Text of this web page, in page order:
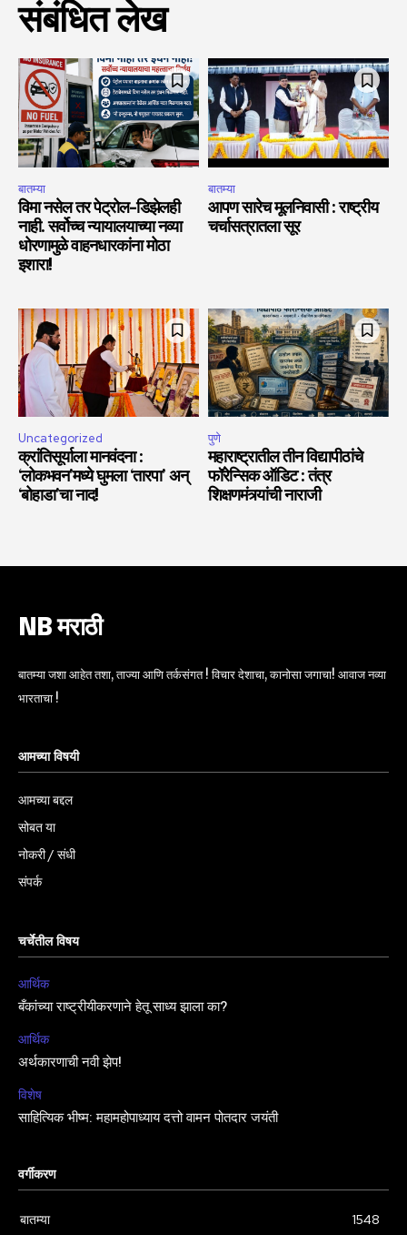
संबंधित लेख
बातम्या
विमा नसेल तर पेट्रोल-डिझेलही
नाही. सर्वोच्च न्यायालयाच्या नव्या
धोरणामुळे वाहनधारकांना मोठा
इशारा!
बातम्या
आपण सारेच मूलनिवासी : राष्ट्रीय
चर्चासत्रातला सूर
Uncategorized
क्रांतिसूर्याला मानवंदना :
‘लोकभवन’मध्ये घुमला ‘तारपा’ अन्
‘बोहाडा’चा नाद!
पुणे
महाराष्ट्रातील तीन विद्यापीठांचे
फॉरेन्सिक ऑडिट : तंत्र
शिक्षणमंत्र्यांची नाराजी
NB मराठी
बातम्या जशा आहेत तशा, ताज्या आणि तर्कसंगत ! विचार देशाचा, कानोसा जगाचा! आवाज नव्या
भारताचा !
आमच्या विषयी
आमच्या बद्दल
सोबत या
नोकरी / संधी
संपर्क
चर्चेतील विषय
आर्थिक
बँकांच्या राष्ट्रीयीकरणाने हेतू साध्य झाला का?
आर्थिक
अर्थकारणाची नवी झेप!
विशेष
साहित्यिक भीष्म: महामहोपाध्याय दत्तो वामन पोतदार जयंती
वर्गीकरण
बातम्या 1548